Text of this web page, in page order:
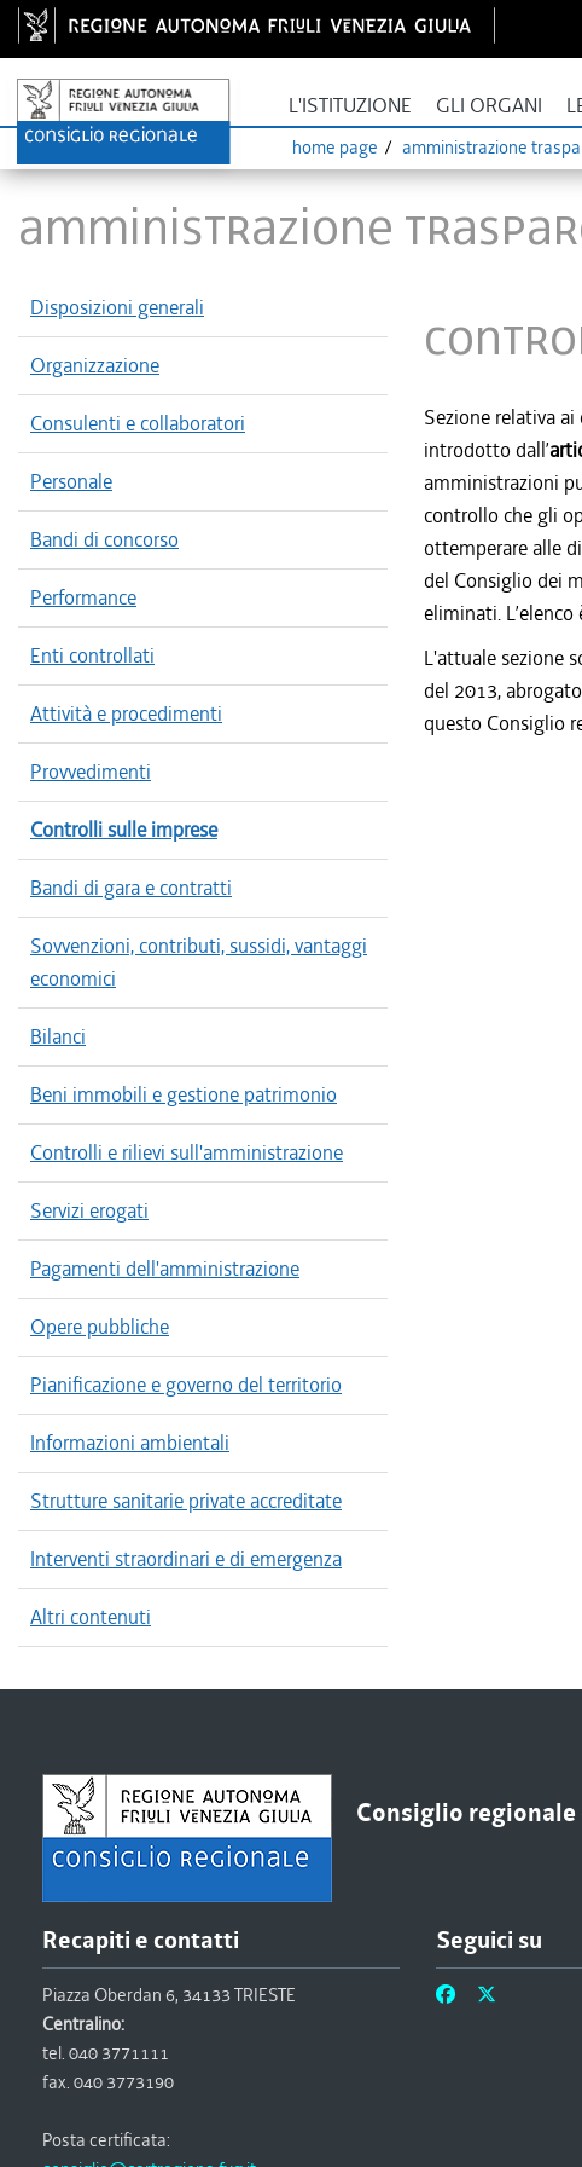
L'ISTITUZIONE GLI ORGANI
home page amministrazione
Amministrazione
Disposizioni generali
Organizzazione
Consulenti e collaboratori
Personale
Bandi di concorso
Performance
Enti controllati
Attività e procedimenti
Provvedimenti
Controlli sulle imprese
Bandi di gara e contratti
Sovvenzioni, contributi, sussidi, vantaggi
economici
Bilanci
Beni immobili e gestione patrimonio
Controlli e rilievi sull'amministrazione
Servizi erogati
Pagamenti dell'amministrazione
Opere pubbliche
Pianificazione e governo del territorio
Informazioni ambientali
Strutture sanitarie private accreditate
Interventi straordinari e di emergenza
Altri contenuti
Sezione relativa
introdotto dall’
amministrazioni
controllo che gli
ottemperare alle
del Consiglio dei
eliminati.
L'attuale sezione
del 2013,
questo Consiglio
Consiglio
Recapiti e contatti
Piazza Oberdan 6, 34133 TRIESTE
Centralino:
tel. 040 3771111
fax. 040 3773190
Posta certificata:
Seguici su